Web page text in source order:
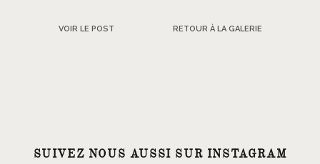
VOIR LE POST RETOUR À LA GALERIE
SUIVEZ NOUS AUSSI SUR INSTAGRAM